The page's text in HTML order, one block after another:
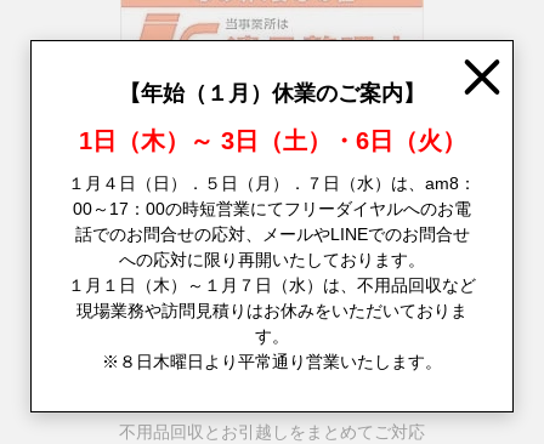
不用品回収とお引越しをまとめてご対応
【年始（１月）休業のご案内】
1日（木）～ 3日（土）・6日（火）
１月４日（日）．５日（月）．７日（水）は、am8：
00～17：00の時短営業にてフリーダイヤルへのお電
話でのお問合せの応対、メールやLINEでのお問合せ
への応対に限り再開いたしております。
１月１日（木）～１月７日（水）は、不用品回収など
現場業務や訪問見積りはお休みをいただいておりま
す。
※８日木曜日より平常通り営業いたします。
Close